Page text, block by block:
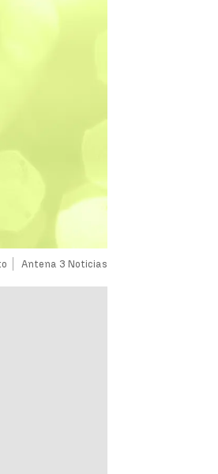
Antena 3 Noticias